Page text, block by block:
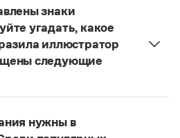
слова
стоящие на границе
и относящиеся к
предложению,
запятой:Послышался
сорвалась ставня
посленапример
преступления у
знаки
угадать, какое
иллюстратор
следующие
придаточную часть:
— именно ему
нужны в